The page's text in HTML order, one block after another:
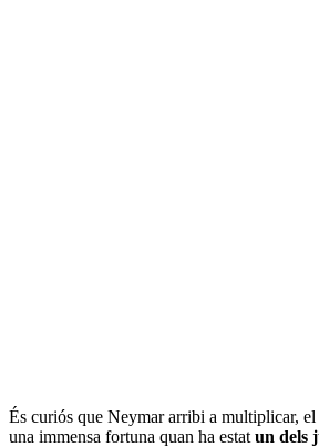
És curiós que Neymar arribi a multiplicar, el
una immensa fortuna quan ha estat un dels